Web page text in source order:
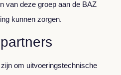
van deze groep aan de BAZ
kunnen zorgen.
om uitvoeringstechnische